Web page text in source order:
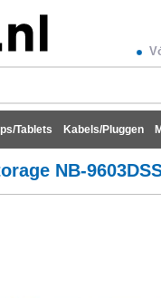
Tablets Kabels/Pluggen
NB-